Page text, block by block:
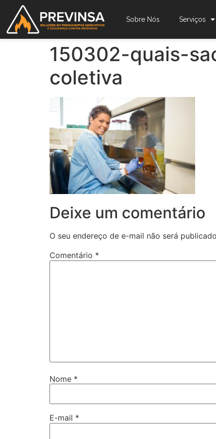
Sobre Nós Serviços
150302-quais-
coletiva
Deixe um comentário
O seu endereço de e-mail não será
Comentário *
Nome *
E-mail *